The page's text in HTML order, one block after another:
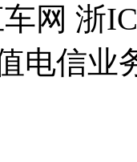
网 浙
电信业